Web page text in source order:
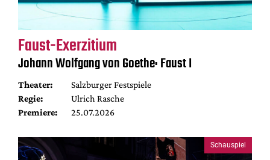
Faust-Exerzitium
Johann Wolfgang von Goethe: Faust I
Theater:
Salzburger Festspiele
Regie:
Ulrich Rasche
Premiere:
25.07.2026
Schauspiel